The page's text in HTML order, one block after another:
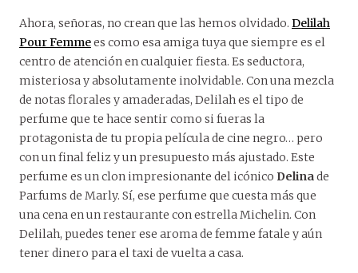
Ahora, señoras, no crean que las hemos olvidado. Delilah
Pour Femmees como esa amiga tuya que siempre es el
centro de atención en cualquier fiesta. Es seductora,
misteriosa y absolutamente inolvidable. Con una mezcla
de notas florales y amaderadas, Delilah es el tipo de
perfume que te hace sentir como si fueras la
protagonista de tu propia película de cine negro… pero
con un final feliz y un presupuesto más ajustado. Este
perfume es un clon impresionante del icónico Delinade
Parfums de Marly. Sí, ese perfume que cuesta más que
una cena en un restaurante con estrella Michelin. Con
Delilah, puedes tener ese aroma de femme fatale y aún
tener dinero para el taxi de vuelta a casa.